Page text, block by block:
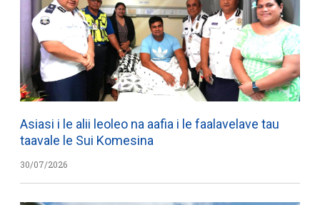
Asiasi i le alii leoleo na aafia i le faalavelave tau
taavale le Sui Komesina
30/07/2026